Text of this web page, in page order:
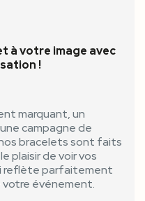
à votre image avec
!
marquant, un
campagne de
bracelets sont faits
plaisir de voir vos
reflète parfaitement
votre événement.